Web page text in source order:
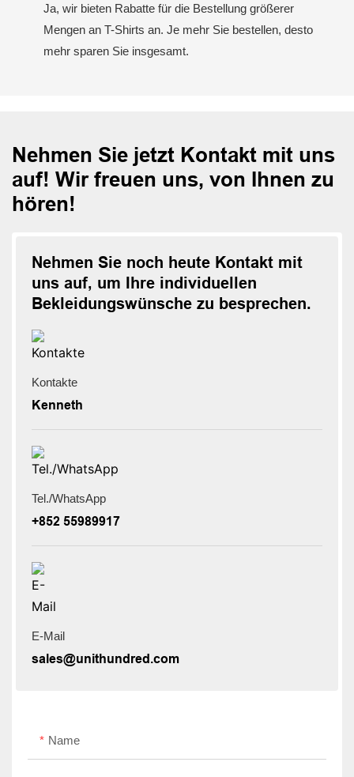
Ja, wir bieten Rabatte für die Bestellung größerer
Mengen an T-Shirts an. Je mehr Sie bestellen, desto
mehr sparen Sie insgesamt.
Nehmen Sie jetzt Kontakt mit uns
auf! Wir freuen uns, von Ihnen zu
hören!
Nehmen Sie noch heute Kontakt mit
uns auf, um Ihre individuellen
Bekleidungswünsche zu besprechen.
Kontakte
Kenneth
Tel./WhatsApp
+852 55989917
E-Mail
sales@unithundred.com
Name